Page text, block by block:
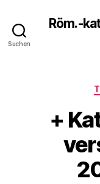
Suchen
Röm.-
+